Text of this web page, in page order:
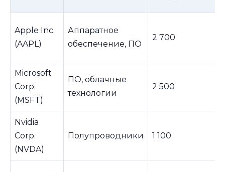
Apple Inc.
(AAPL)
Аппаратное
обеспечение, ПО
2 700
Microsoft
Corp.
(MSFT)
ПО, облачные
технологии
2 500
Nvidia
Corp.
(NVDA)
Полупроводники 1 100